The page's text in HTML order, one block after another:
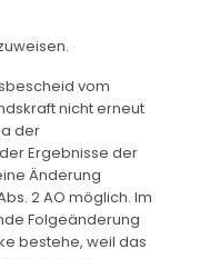
vom
nicht erneut
der
Ergebnisse der
Änderung
2 AO möglich. Im
Folgeänderung
bestehe, weil das